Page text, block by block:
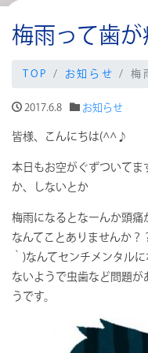
梅雨って歯
TOP お知らせ 梅
2017.6.8 お知らせ
皆様、こんにちは(^^♪
本日もお空がぐずついて
か、しないとか
梅雨になるとなーんか頭痛
なんてことありませんか
｀)なんてセンチメンタル
ないようで虫歯など問題
うです。